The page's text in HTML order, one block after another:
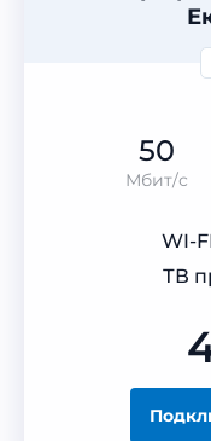
50
Мбит/с
WI-
ТВ